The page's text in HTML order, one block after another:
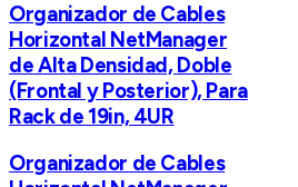
Organizador de Cables
Horizontal NetManager
de Alta Densidad, Doble
(Frontal y Posterior), Para
Rack de 19in, 4UR
Organizador de Cables